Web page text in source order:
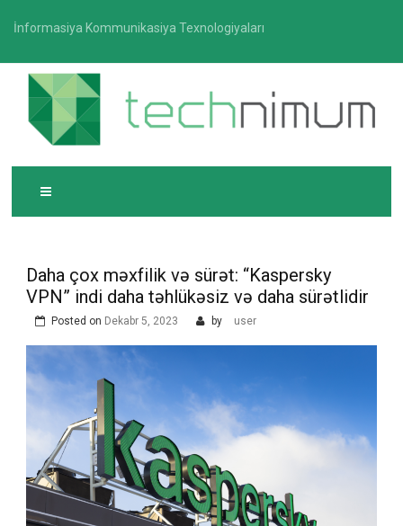
İnformasiya Kommunikasiya Texnologiyaları
TECHNIMUM
İnformasiya-kommunikasiya texnologiyaları üzrə
media platforması
Daha çox məxfilik və sürət: “Kaspersky
VPN” indi daha təhlükəsiz və daha sürətlidir
Posted on Dekabr 5, 2023 by user